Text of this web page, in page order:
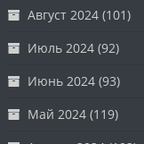
Август 2024 (101)
Июль 2024 (92)
Июнь 2024 (93)
Май 2024 (119)